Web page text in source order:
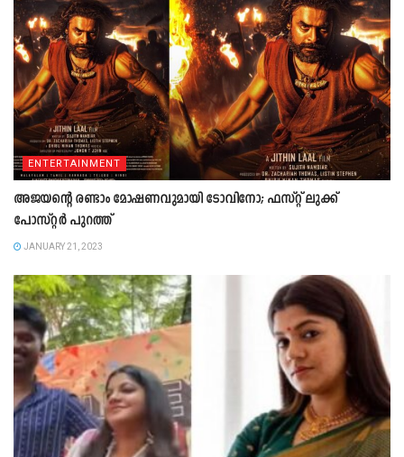
ENTERTAINMENT
അജയന്റെ രണ്ടാം മോഷണവുമായി ടോവിനോ; ഫസ്റ്റ് ലുക്ക്
പോസ്റ്റർ പുറത്ത്
JANUARY 21, 2023